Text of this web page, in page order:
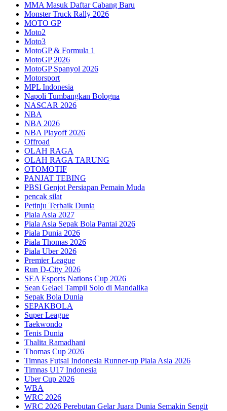
MMA Masuk Daftar Cabang Baru
Monster Truck Rally 2026
MOTO GP
Moto2
Moto3
MotoGP & Formula 1
MotoGP 2026
MotoGP Spanyol 2026
Motorsport
MPL Indonesia
Napoli Tumbangkan Bologna
NASCAR 2026
NBA
NBA 2026
NBA Playoff 2026
Offroad
OLAH RAGA
OLAH RAGA TARUNG
OTOMOTIF
PANJAT TEBING
PBSI Genjot Persiapan Pemain Muda
pencak silat
Petinju Terbaik Dunia
Piala Asia 2027
Piala Asia Sepak Bola Pantai 2026
Piala Dunia 2026
Piala Thomas 2026
Piala Uber 2026
Premier League
Run D-City 2026
SEA Esports Nations Cup 2026
Sean Gelael Tampil Solo di Mandalika
Sepak Bola Dunia
SEPAKBOLA
Super League
Taekwondo
Tenis Dunia
Thalita Ramadhani
Thomas Cup 2026
Timnas Futsal Indonesia Runner-up Piala Asia 2026
Timnas U17 Indonesia
Uber Cup 2026
WBA
WRC 2026
WRC 2026 Perebutan Gelar Juara Dunia Semakin Sengit